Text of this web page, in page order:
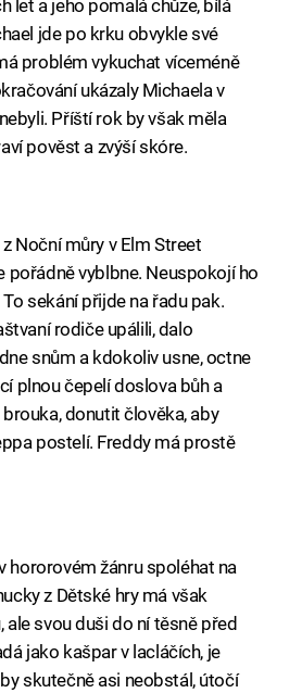
let a jeho pomalá chůze, bílá
jde po krku obvykle své
problém vykuchat víceméně
ukázaly Michaela v
Příští rok by však měla
pověst a zvýší skóre.
Noční můry v Elm Street
pořádně vyblbne. Neuspokojí ho
sekání přijde na řadu pak.
rodiče upálili, dalo
snům a kdokoliv usne, octne
plnou čepelí doslova bůh a
donutit člověka, aby
postelí. Freddy má prostě
hororovém žánru spoléhat na
z Dětské hry má však
svou duši do ní těsně před
jako kašpar v lacláčích, je
skutečně asi neobstál, útočí